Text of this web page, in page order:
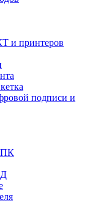
и принтеров
подписи и
ПК